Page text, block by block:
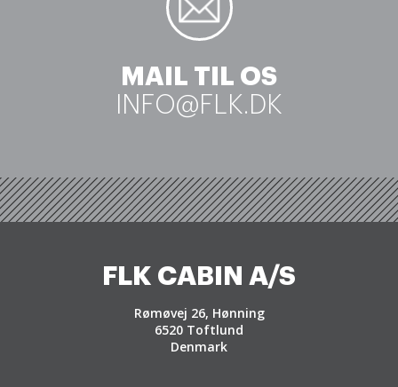
MAIL TIL OS
INFO@FLK.DK
FLK CABIN A/S
Rømøvej 26, Hønning
6520 Toftlund
Denmark